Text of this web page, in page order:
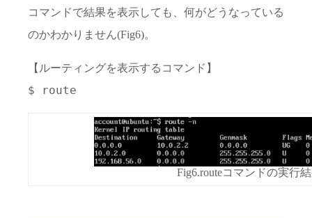
コマンドで結果を表示しても、何がどうなっている
のかわかりません(Fig6)。
【ルーティングを表示するコマンド】
$ route
Fig6.routeコマンドの実行